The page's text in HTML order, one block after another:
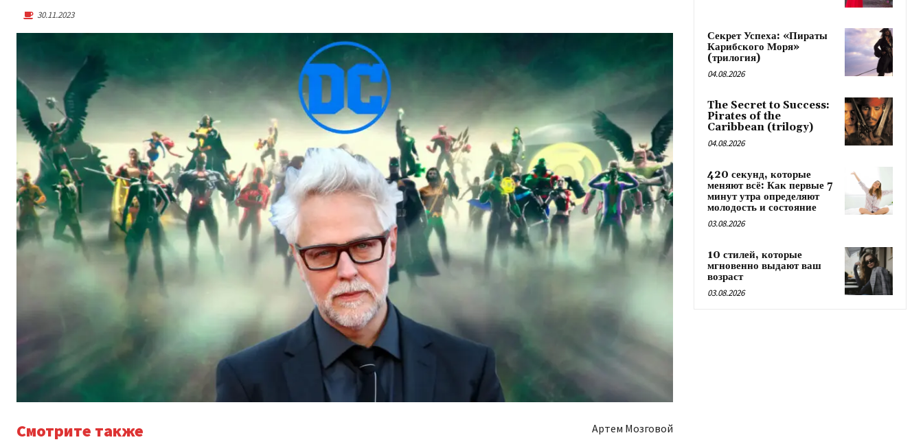
30.11.2023
Смотрите также Артем Мозговой
Секрет Успеха: «Пираты
Карибского Моря»
(трилогия)
04.08.2026
The Secret to Success:
Pirates of the
Caribbean (trilogy)
04.08.2026
420 секунд, которые
меняют всё: Как первые 7
минут утра определяют
молодость и состояние
03.08.2026
10 стилей, которые
мгновенно выдают ваш
возраст
03.08.2026